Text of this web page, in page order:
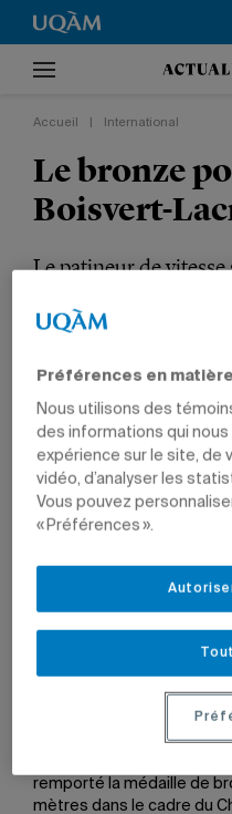
Accueil International
Le bronze
Boisvert-
Le patineur de
PRIX ET DISTINCTIONS
Le patineur Alex Boisvert-
remporté la médaille de
mètres dans le cadre du
Préférences en
Nous utilisons des
des informations qui
expérience sur le site, de
vidéo, d’analyser les
Vous pouvez
« Préférences ».